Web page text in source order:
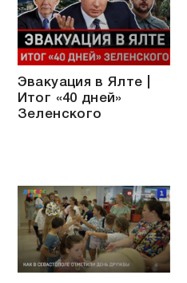
Эвакуация в Ялте |
Итог «40 дней»
Зеленского